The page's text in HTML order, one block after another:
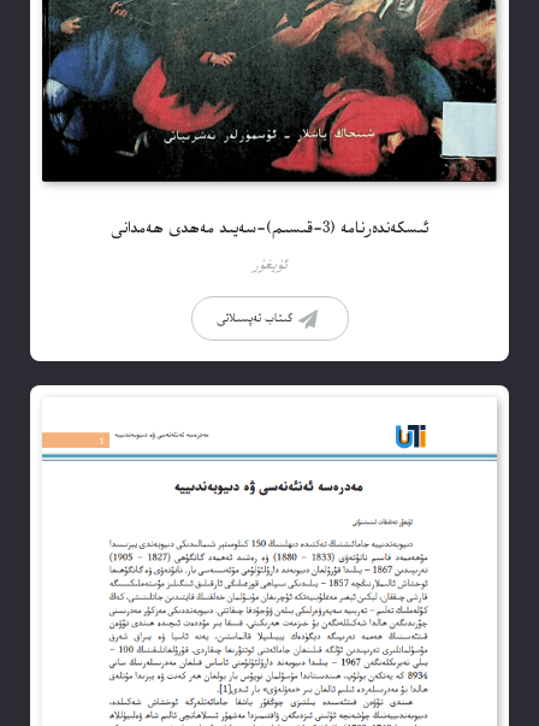
ئىسكەندەرنامە (3-قىسىم)-سەيىد مەھدى ھەمدانى
ئۇيغۇر
كىتاب تەپسىلاتى